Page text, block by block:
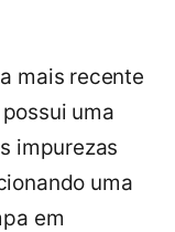
mais recente
uma
impurezas
uma
em